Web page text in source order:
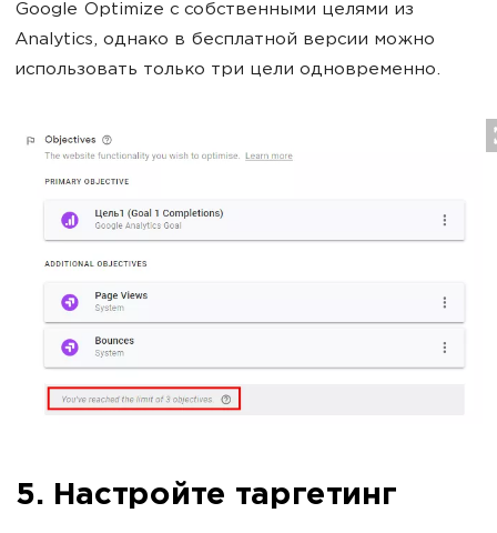
Google Optimize с собственными целями из
Analytics, однако в бесплатной версии можно
использовать только три цели одновременно.
5. Настройте таргетинг